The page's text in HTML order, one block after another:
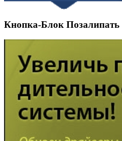
Кнопка-Блок Позалипать